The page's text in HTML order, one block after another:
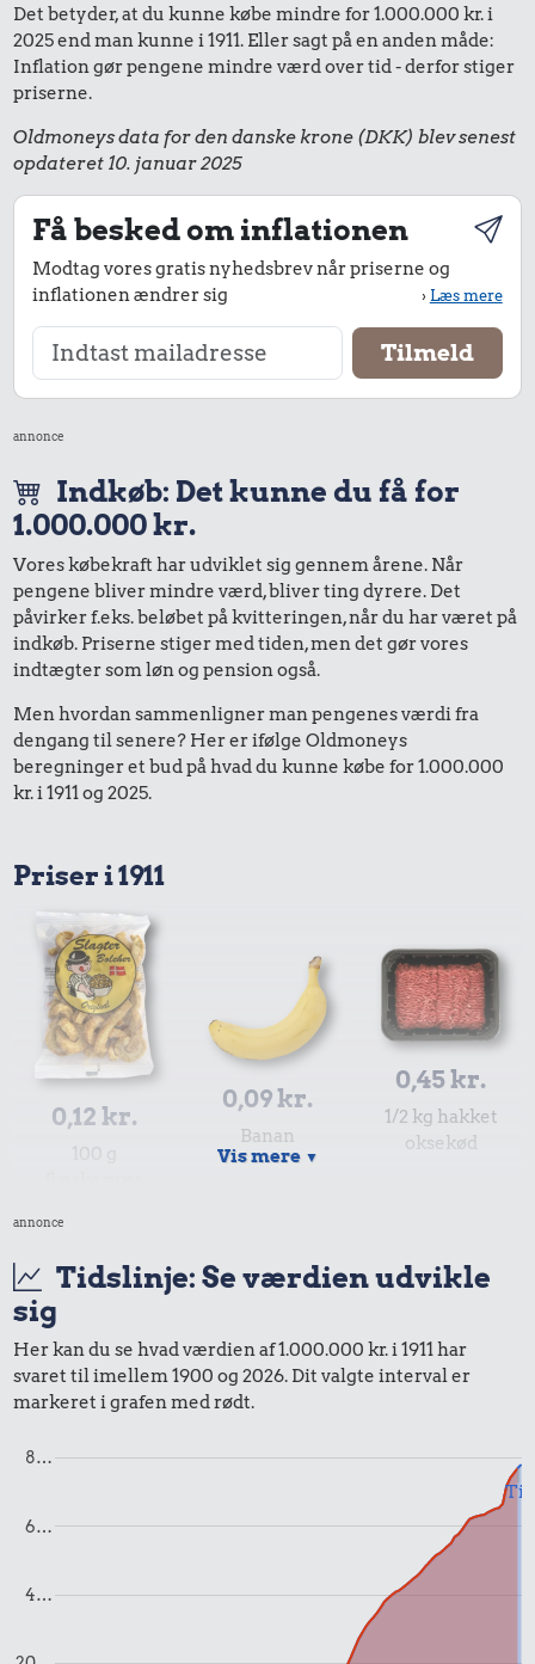
Det betyder, at du kunne købe mindre for 1.000.000 kr. i
2025 end man kunne i 1911. Eller sagt på en anden måde:
Inflation gør pengene mindre værd over tid - derfor stiger
priserne.
Oldmoneys data for den danske krone (DKK) blev senest
opdateret 10. januar 2025
Få besked om inflationen
Modtag vores gratis nyhedsbrev når priserne og
inflationen ændrer sig
›Læs mere
annonce
Indkøb: Det kunne du få for
1.000.000 kr.
Vores købekraft har udviklet sig gennem årene. Når
pengene bliver mindre værd, bliver ting dyrere. Det
påvirker f.eks. beløbet på kvitteringen, når du har været på
indkøb. Priserne stiger med tiden, men det gør vores
indtægter som løn og pension også.
Men hvordan sammenligner man pengenes værdi fra
dengang til senere? Her er ifølge Oldmoneys
beregninger et bud på hvad du kunne købe for 1.000.000
kr. i 1911 og 2025.
Priser i 1911
0,12 kr.
0,09 kr.
Banan
0,45 kr.
1/2 kg hakket
oksekød
7,80 kr.
Sko
0,31 kr.
Røget sild 0,45 kr.
Vis mere ▼
annonce
Tidslinje: Se værdien udvikle
sig
Her kan du se hvad værdien af 1.000.000 kr. i 1911 har
svaret til imellem 1900 og 2026. Dit valgte interval er
markeret i grafen med rødt.
4…
6…
8…
Til